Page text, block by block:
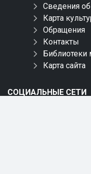
Сведения
Карта
Обращения
Контакты
Библиотеки
Карта сайта
СОЦИАЛЬНЫЕ СЕТИ